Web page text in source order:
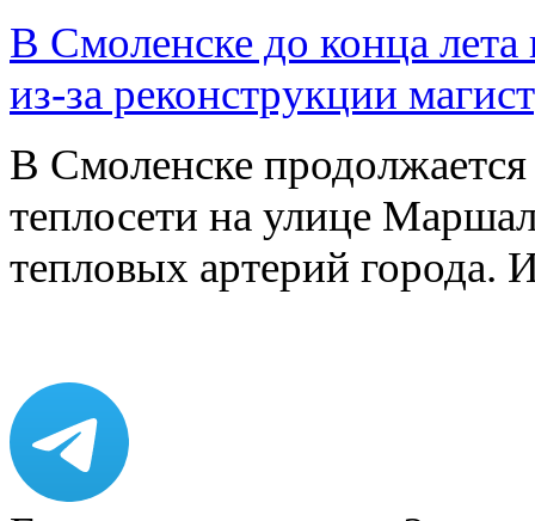
В Смоленске до конца
из-за реконструкции
В Смоленске
теплосети на улице
тепловых артерий